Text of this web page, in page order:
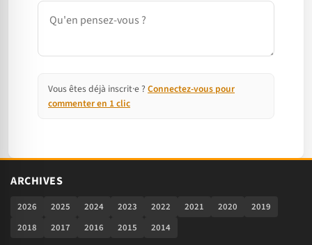
Commentaire
Vous êtes déjà inscrit·e ? Connectez-vous pour
commenter en 1 clic
ARCHIVES
2026 2025 2024 2023 2022 2021 2020
2019
2018
2017 2016 2015 2014